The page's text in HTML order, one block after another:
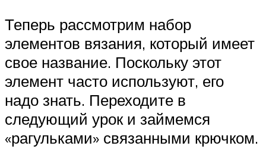
Теперь рассмотрим набор
элементов вязания, который имеет
свое название. Поскольку этот
элемент часто используют, его
надо знать. Переходите в
следующий урок и займемся
«рагульками» связанными крючком.